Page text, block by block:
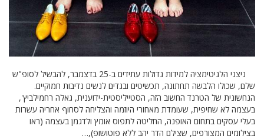
ניצני הלגיטימציה למידות גדולות עתידים ב-25 בדצמבר, להבשיל לסופ"ש
שלם, שכולו הלבשה תחתונה, תכשיטים ובגדים לנשים נדיבות חמוקיים.
הנחשונית של הטרנד החשוב הזה, הסטייליסטית-ידוענית, גאלה רחמילביץ',
בעצמה לא שחיפית, שעומדת מאחורי היוזמה והצליחה לסחוף אחריה עשרות
בעלי עסקים בתחום האופנה, החליטה לתפוס אומץ ולדגמן בעצמה (ראו
בצילומים המצורפים, שצילם הדר יהב ללא פוטושופ),…